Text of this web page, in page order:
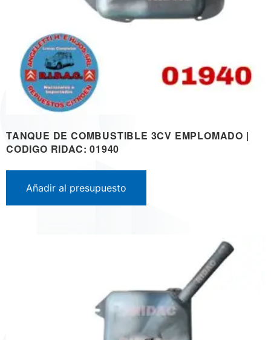
TANQUE DE COMBUSTIBLE 3CV EMPLOMADO |
CODIGO RIDAC: 01940
Añadir al presupuesto